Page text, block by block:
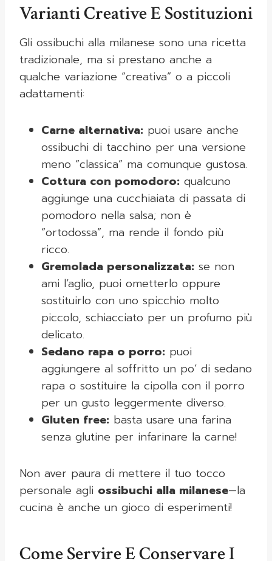
Varianti Creative E Sostituzioni
Gli ossibuchi alla milanese sono una ricetta
tradizionale, ma si prestano anche a
qualche variazione “creativa” o a piccoli
adattamenti:
Carne alternativa: puoi usare anche
ossibuchi di tacchino per una versione
meno “classica” ma comunque gustosa.
Cottura con pomodoro: qualcuno
aggiunge una cucchiaiata di passata di
pomodoro nella salsa; non è
“ortodossa”, ma rende il fondo più
ricco.
Gremolada personalizzata: se non
ami l’aglio, puoi ometterlo oppure
sostituirlo con uno spicchio molto
piccolo, schiacciato per un profumo più
delicato.
Sedano rapa o porro: puoi
aggiungere al soffritto un po’ di sedano
rapa o sostituire la cipolla con il porro
per un gusto leggermente diverso.
Gluten free: basta usare una farina
senza glutine per infarinare la carne!
Non aver paura di mettere il tuo tocco
personale agli ossibuchi alla milanese—la
cucina è anche un gioco di esperimenti!
Come Servire E Conservare I